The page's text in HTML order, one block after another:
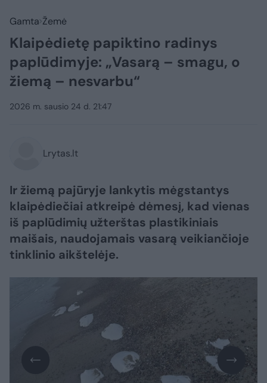
Gamta Žemė
Klaipėdietę papiktino radinys
paplūdimyje: „Vasarą – smagu, o
žiemą – nesvarbu“
2026 m. sausio 24 d. 21:47
Lrytas.lt
Ir žiemą pajūryje lankytis mėgstantys
klaipėdiečiai atkreipė dėmesį, kad vienas
iš paplūdimių užterštas plastikiniais
maišais, naudojamais vasarą veikiančioje
tinklinio aikštelėje.